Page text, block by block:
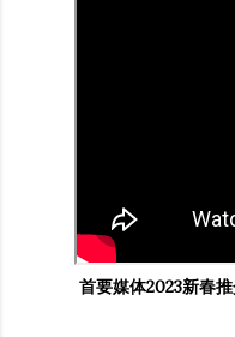
首要媒体2023新春